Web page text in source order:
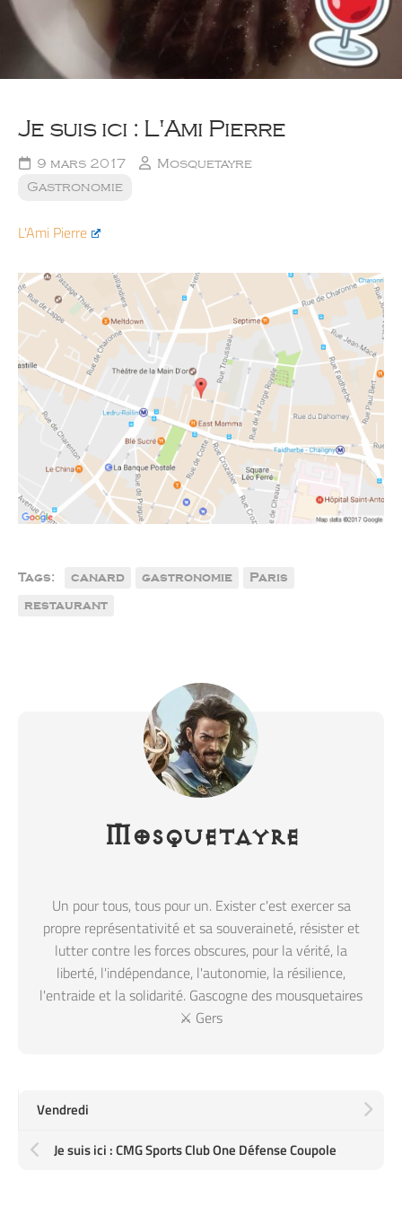
Je suis ici : L'Ami Pierre
9 mars 2017
Mosquetayre
Gastronomie
L'Ami Pierre
Tags: canard gastronomie
Paris
restaurant
Mosquetayre
Un pour tous, tous pour un. Exister c'est exercer sa
propre représentativité et sa souveraineté, résister et
lutter contre les forces obscures, pour la vérité, la
liberté, l'indépendance, l'autonomie, la résilience,
l'entraide et la solidarité. Gascogne des mousquetaires
⚔️ Gers
Vendredi
Je suis ici : CMG Sports Club One Défense Coupole